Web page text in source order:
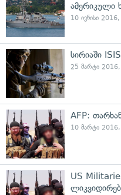
ამერიკული
10 ივნისი
სირიაში
25 მარტი
AFP:
10 მარტი
US